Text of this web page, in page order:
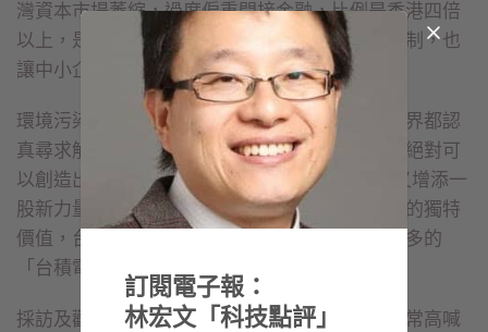
灣資本市場萎縮，過度偏重間接金融，比例是香港四倍
以上，是因為政府對資本市場及企業籌資高度管制，也
讓中小企業及新創發展都相對不利。
環境污染與金融創新是兩件重要大事，也是全世界都認
真尋求解方的普世議題，台灣若能做出好成績，絕對可
以創造出很高的價值，讓「Taiwan Can Help」又增添一
股新力量。就像護國神山台積電在電子業創造出的獨特
價值，台灣確實應該在各行業中，都努力創造更多的
「台積電」。
採訪及觀察產業多年，我一直認為，台灣雖然經常高喊
訂閱電子報：
林宏文「科技點評」